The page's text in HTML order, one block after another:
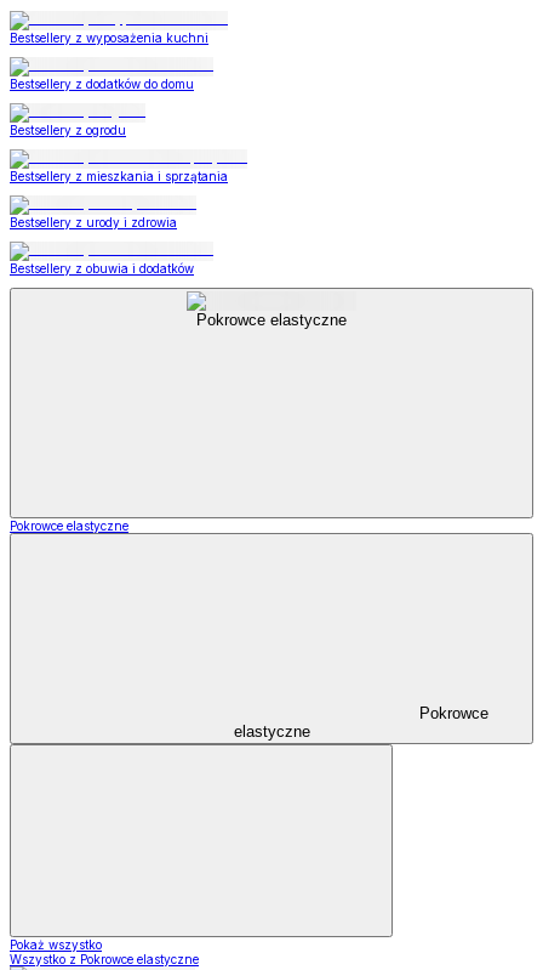
Bestsellery z wyposażenia kuchni
Bestsellery z dodatków do domu
Bestsellery z ogrodu
Bestsellery z mieszkania i sprzątania
Bestsellery z urody i zdrowia
Bestsellery z obuwia i dodatków
Pokrowce elastyczne
Pokrowce elastyczne
Pokrowce
elastyczne
Pokaż wszystko
Wszystko z Pokrowce elastyczne